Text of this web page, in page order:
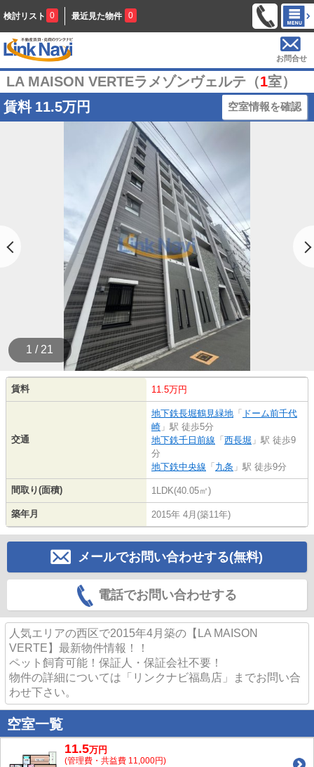
検討リスト 0 最近見た物件 0
お問合せ
LA MAISON VERTEラメゾンヴェルテ（1室）
賃料 11.5万円 空室情報を確認
1 / 21
賃料 11.5万円
交通
地下鉄長堀鶴見緑地 「 ドーム前千代
崎 」駅 徒歩5分
地下鉄千日前線 「 西長堀 」駅 徒歩9
分
地下鉄中央線 「 九条 」駅 徒歩9分
間取り(面積) 1LDK(40.05㎡)
築年月 2015年 4月(築11年)
メールでお問い合わせする(無料)
電話でお問い合わせする
人気エリアの西区で2015年4月築の【LA MAISON
VERTE】最新物件情報！！
ペット飼育可能！保証人・保証会社不要！
物件の詳細については「リンクナビ福島店」までお問い合
わせ下さい。
空室一覧
11.5万円
(管理費・共益費 11,000円)